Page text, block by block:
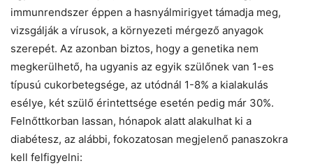
immunrendszer éppen a hasnyálmirigyet támadja meg,
vizsgálják a vírusok, a környezeti mérgező anyagok
szerepét. Az azonban biztos, hogy a genetika nem
megkerülhető, ha ugyanis az egyik szülőnek van 1-es
típusú cukorbetegsége, az utódnál 1-8% a kialakulás
esélye, két szülő érintettsége esetén pedig már 30%.
Felnőttkorban lassan, hónapok alatt alakulhat ki a
diabétesz, az alábbi, fokozatosan megjelenő panaszokra
kell felfigyelni: